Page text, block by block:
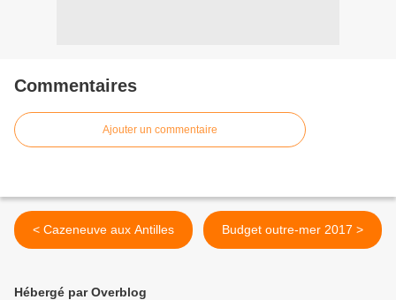
Commentaires
Ajouter un commentaire
< Cazeneuve aux Antilles Budget outre-mer 2017 >
Hébergé par Overblog